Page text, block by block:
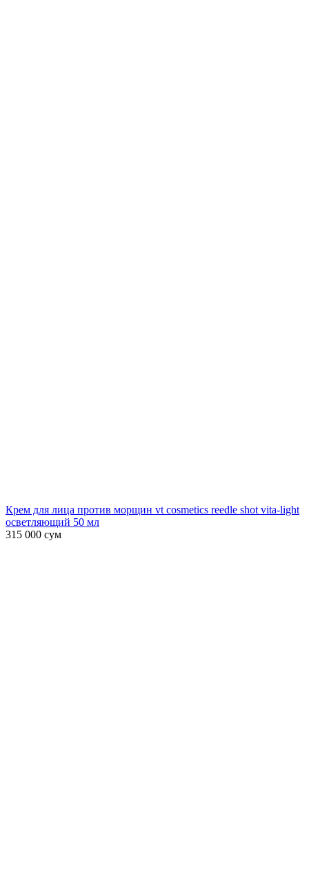
Крем для лица против морщин vt cosmetics reedle shot vita-light
осветляющий 50 мл
315 000 сум